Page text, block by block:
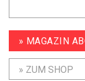
» MAGAZIN
» ZUM SHOP